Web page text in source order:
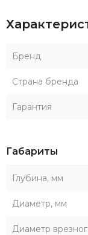
Бренд
Страна бренда
Гарантия
Габариты
Глубина, мм
Диаметр, мм
Диаметр